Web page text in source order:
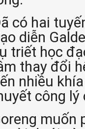
có hai
diễn
triết học
thay đổi
nhiều
công lý
muốn